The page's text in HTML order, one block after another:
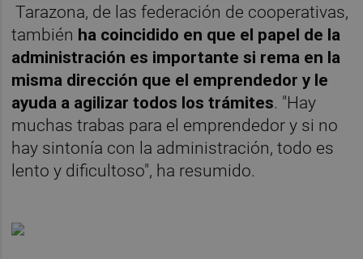
Tarazona, de las federación de cooperativas,
también ha coincidido en que el papel de la
administración es importante si rema en la
misma dirección que el emprendedor y le
ayuda a agilizar todos los trámites. "Hay
muchas trabas para el emprendedor y si no
hay sintonía con la administración, todo es
lento y dificultoso", ha resumido.